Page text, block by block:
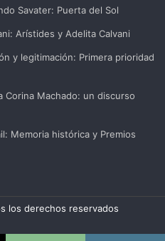
Savater: Puerta del Sol
Arístides y Adelita Calvani
y legitimación: Primera prioridad
Corina Machado: un discurso
Memoria histórica y Premios
los derechos reservados